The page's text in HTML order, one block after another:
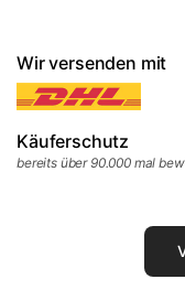
Wir versenden mit
Käuferschutz
bereits über 90.000 mal